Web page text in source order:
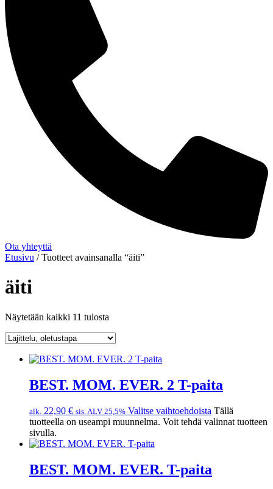
Ota yhteyttä
Etusivu / Tuotteet avainsanalla “äiti”
äiti
Näytetään kaikki 11 tulosta
BEST. MOM. EVER. 2 T-paita
alk. 22,90 € sis. ALV 25,5% Valitse vaihtoehdoista Tällä
tuotteella on useampi muunnelma. Voit tehdä valinnat tuotteen
sivulla.
BEST. MOM. EVER. T-paita